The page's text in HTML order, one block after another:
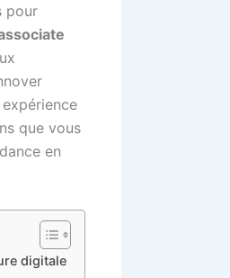
pour
que vous
en
digitale